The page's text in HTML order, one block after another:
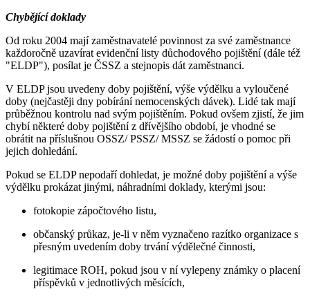
Chybějící doklady
Od roku 2004 mají zaměstnavatelé povinnost za své zaměstnance
každoročně uzavírat evidenční listy důchodového pojištění (dále též
"ELDP"), posílat je ČSSZ a stejnopis dát zaměstnanci.
V ELDP jsou uvedeny doby pojištění, výše výdělku a vyloučené
doby (nejčastěji dny pobírání nemocenských dávek). Lidé tak mají
průběžnou kontrolu nad svým pojištěním. Pokud ovšem zjistí, že jim
chybí některé doby pojištění z dřívějšího období, je vhodné se
obrátit na příslušnou OSSZ/ PSSZ/ MSSZ se žádostí o pomoc při
jejich dohledání.
Pokud se ELDP nepodaří dohledat, je možné doby pojištění a výše
výdělku prokázat jinými, náhradními doklady, kterými jsou:
fotokopie zápočtového listu,
občanský průkaz, je-li v něm vyznačeno razítko organizace s
přesným uvedením doby trvání výdělečné činnosti,
legitimace ROH, pokud jsou v ní vylepeny známky o placení
příspěvků v jednotlivých měsících,